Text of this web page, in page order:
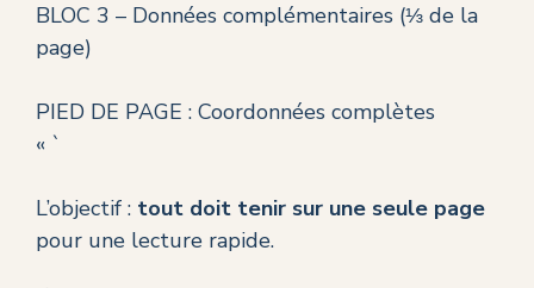
BLOC 3 – Données complémentaires (⅓ de la
page)
PIED DE PAGE : Coordonnées complètes
« `
L’objectif : tout doit tenir sur une seule page
pour une lecture rapide.